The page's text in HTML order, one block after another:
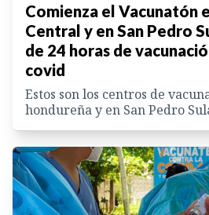
Comienza el Vacunatón
Central y en San Pedro
de 24 horas de
covid
Estos son los centros de
hondureña y en San Pedro